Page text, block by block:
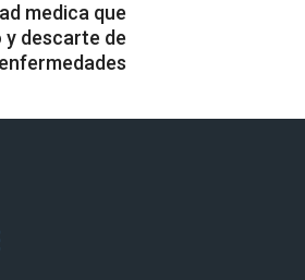
medica que
descarte de
enfermedades